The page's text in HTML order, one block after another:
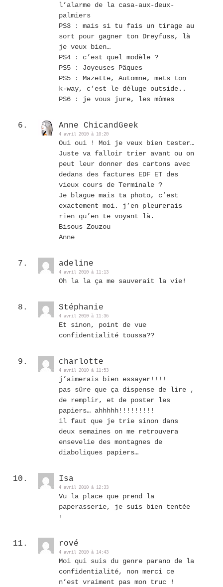
l’alarme de la casa-aux-deux-
palmiers
PS3 : mais si tu fais un tirage au
sort pour gagner ton Dreyfuss, là
je veux bien…
PS4 : c’est quel modèle ?
PS5 : Joyeuses Pâques
PS5 : Mazette, Automne, mets ton
k-way, c’est le déluge outside..
PS6 : je vous jure, les mômes
Anne ChicandGeek
4 avril 2010 à 10:20
Oui oui ! Moi je veux bien tester…
Juste va falloir trier avant ou on
peut leur donner des cartons avec
dedans des factures EDF ET des
vieux cours de Terminale ?
Je blague mais ta photo, c’est
exactement moi. j’en pleurerais
rien qu’en te voyant là.
Bisous Zouzou
Anne
adeline
4 avril 2010 à 11:13
Oh la la ça me sauverait la vie!
Stéphanie
4 avril 2010 à 11:36
Et sinon, point de vue
confidentialité toussa??
charlotte
4 avril 2010 à 11:53
j’aimerais bien essayer!!!!
pas sûre que ça dispense de lire ,
de remplir, et de poster les
papiers… ahhhhh!!!!!!!!!
il faut que je trie sinon dans
deux semaines on me retrouvera
ensevelie des montagnes de
diaboliques papiers…
Isa
4 avril 2010 à 12:33
Vu la place que prend la
paperasserie, je suis bien tentée
!
rové
4 avril 2010 à 14:43
Moi qui suis du genre parano de la
confidentialité, non merci ce
n’est vraiment pas mon truc !